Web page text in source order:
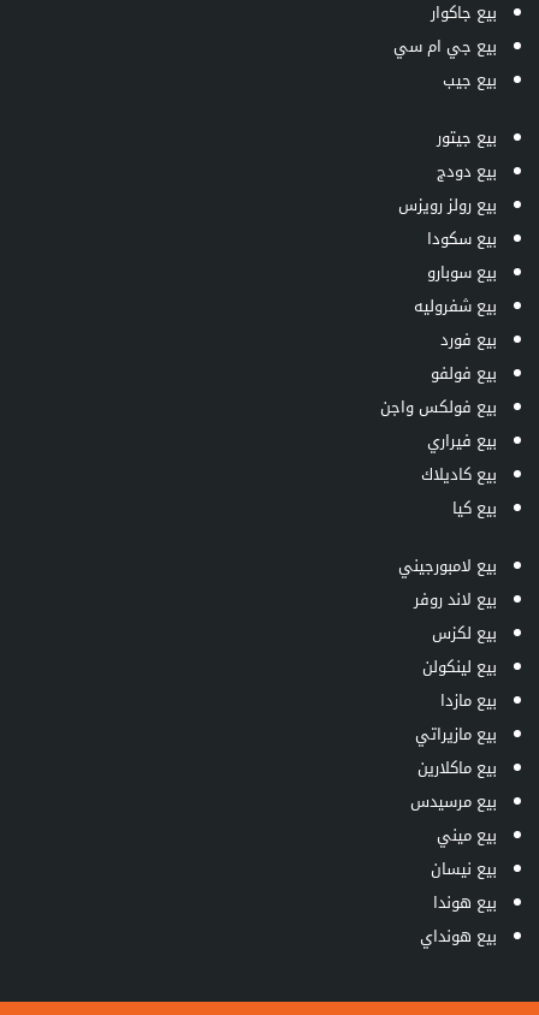
بيع جاكوار
بيع جي ام سي
بيع جيب
بيع جيتور
بيع دودج
بيع رولز رويزس
بيع سكودا
بيع سوبارو
بيع شفروليه
بيع فورد
بيع فولفو
بيع فولكس واجن
بيع فيراري
بيع كاديلاك
بيع كيا
بيع لامبورجيني
بيع لاند روفر
بيع لكزس
بيع لينكولن
بيع مازدا
بيع مازيراتي
بيع ماكلارين
بيع مرسيدس
بيع ميني
بيع نيسان
بيع هوندا
بيع هونداي